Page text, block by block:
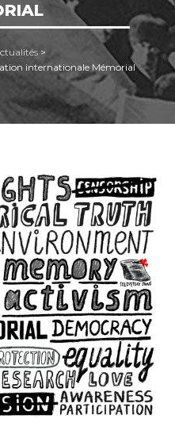
>
internationale Mémorial